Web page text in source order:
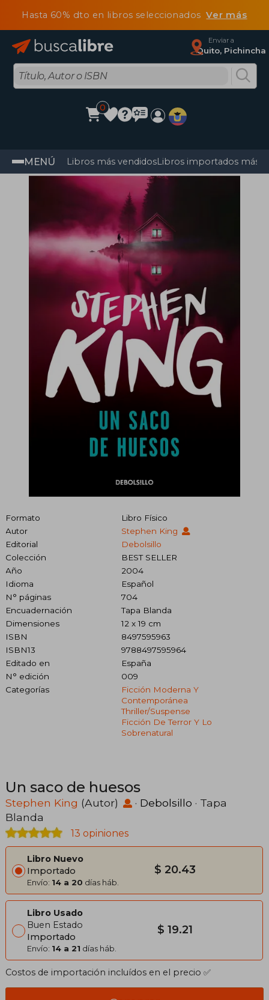
Hasta 60% dto en libros seleccionadosVer más
Enviar a
Quito, Pichincha
0
MENÚ Libros más vendidosLibros importados más
Formato
Libro Físico
Autor
Stephen King
Editorial
Debolsillo
Colección
BEST SELLER
Año
2004
Idioma
Español
N° páginas
704
Encuadernación
Tapa Blanda
Dimensiones
12 x 19 cm
ISBN
8497595963
ISBN13
9788497595964
Editado en
España
N° edición
009
Categorías
Ficción Moderna Y
Contemporánea
Thriller/suspense
Ficción De Terror Y Lo
Sobrenatural
Un saco de huesos
Stephen King (Autor) · Debolsillo · Tapa
Blanda
13 opiniones
Libro Nuevo
Importado
Envío: 14 a 20 días háb.
$ 20.43
Libro Usado
Buen Estado
Importado
Envío: 14 a 21 días háb.
$ 19.21
Costos de importación incluídos en el precio ✅